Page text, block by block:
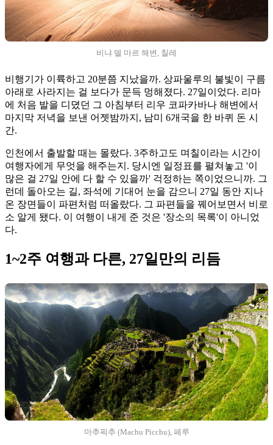
비냐 델 마르 해변, 칠레
비행기가 이륙하고 20분쯤 지났을까. 상파울루의 불빛이 구름
아래로 사라지는 걸 보다가 문득 멍해졌다. 27일이었다. 리마
에 처음 발을 디뎠던 그 아침부터 리우 코파카바나 해변에서
마지막 저녁을 보낸 어젯밤까지, 남미 6개국을 한 바퀴 돈 시
간.
인천에서 출발할 때는 몰랐다. 3주하고도 며칠이라는 시간이
여행자에게 무엇을 해주는지. 당시엔 일정표를 펼쳐놓고 '이
많은 걸 27일 안에 다 할 수 있을까' 걱정하는 쪽이었으니까. 그
런데 돌아오는 길, 좌석에 기대어 눈을 감으니 27일 동안 지나
온 장면들이 파편처럼 떠올랐다. 그 파편들을 꿰어보면서 비로
소 알게 됐다. 이 여행이 내게 준 것은 '장소의 목록'이 아니었
다.
1~2주 여행과 다른, 27일만의 리듬
마추픽추 (Machu Picchu), 페루